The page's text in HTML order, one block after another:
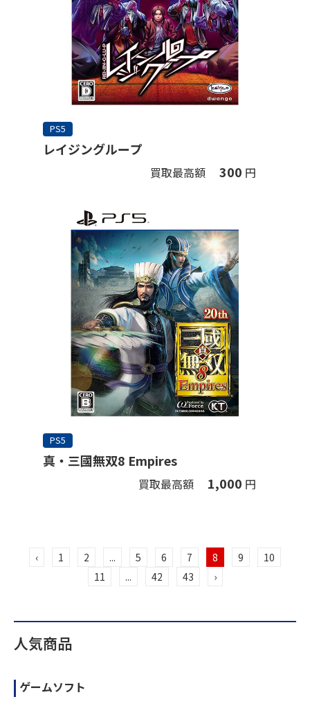
PS5
レイジングループ
買取最高額 300 円
PS5
真・三國無双8 Empires
買取最高額 1,000 円
‹ 1 2 ... 5 6 7 8 9
10
11
... 42 43 ›
人気商品
ゲームソフト